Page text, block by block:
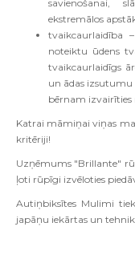
savienošanai,
ekstremālos
tvaikcaurlaidība
noteiktu ūdens
tvaikcaurlaidīgs
un ādas izsutumu
bērnam izvairīties
Katrai māmiņai viņas
kritēriji!
Uzņēmums "Brillante"
ļoti rūpīgi izvēloties
Autiņbiksītes Mulimi
japāņu iekārtas un